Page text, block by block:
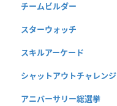
チームビルダー
スターウォッチ
スキルアーケード
シャットアウトチャレンジ
アニバーサリー総選挙